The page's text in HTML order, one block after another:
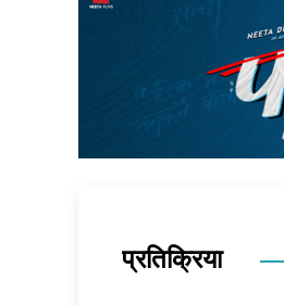
प्रतिक्रिया